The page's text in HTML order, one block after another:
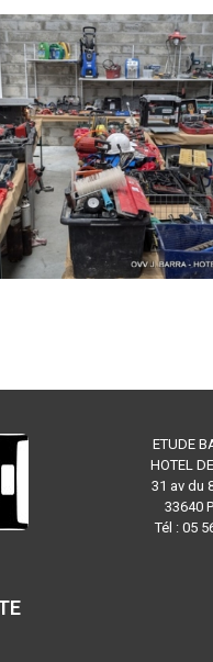
ETUDE
HOTEL
31 av du
33640
Tél : 05